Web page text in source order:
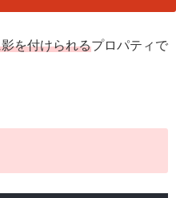
影を付けられるプロパティで